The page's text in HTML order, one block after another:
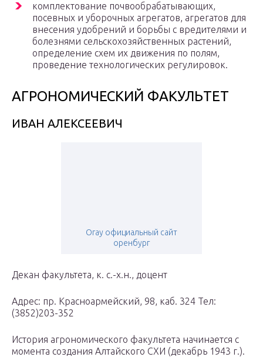
комплектование почвообрабатывающих,
посевных и уборочных агрегатов, агрегатов для
внесения удобрений и борьбы с вредителями и
болезнями сельскохозяйственных растений,
определение схем их движения по полям,
проведение технологических регулировок.
АГРОНОМИЧЕСКИЙ ФАКУЛЬТЕТ
ИВАН АЛЕКСЕЕВИЧ
Огау официальный сайт
оренбург
Декан факультета, к. с.-х.н., доцент
Адрес: пр. Красноармейский, 98, каб. 324 Тел:
(3852)203-352
История агрономического факультета начинается с
момента создания Алтайского СХИ (декабрь 1943 г.).